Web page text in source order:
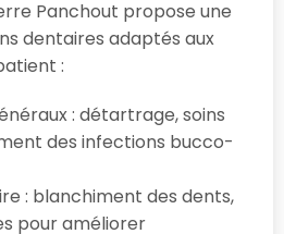
Panchout propose une
dentaires adaptés aux
:
: détartrage, soins
des infections bucco-
: blanchiment des dents,
pour améliorer